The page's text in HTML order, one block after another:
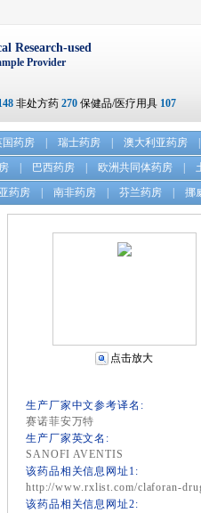
Research-used
Provider
非处方药 270 保健品/医疗用具 107
国药房 瑞士药房 澳大利亚药房
巴西药房 欧洲共同体药房
药房 南非药房 芬兰药房 挪
点击放大
生产厂家中文参考译名:
赛诺菲安万特
生产厂家英文名:
SANOFI AVENTIS
该药品相关信息网址1:
http://www.rxlist.com/claforan-
该药品相关信息网址2: